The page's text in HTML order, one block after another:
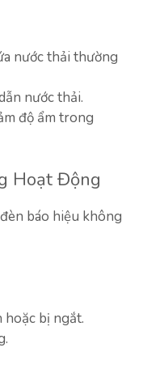
nước thải thường
nước thải.
độ ẩm trong
Hoạt Động
báo hiệu không
bị ngắt.